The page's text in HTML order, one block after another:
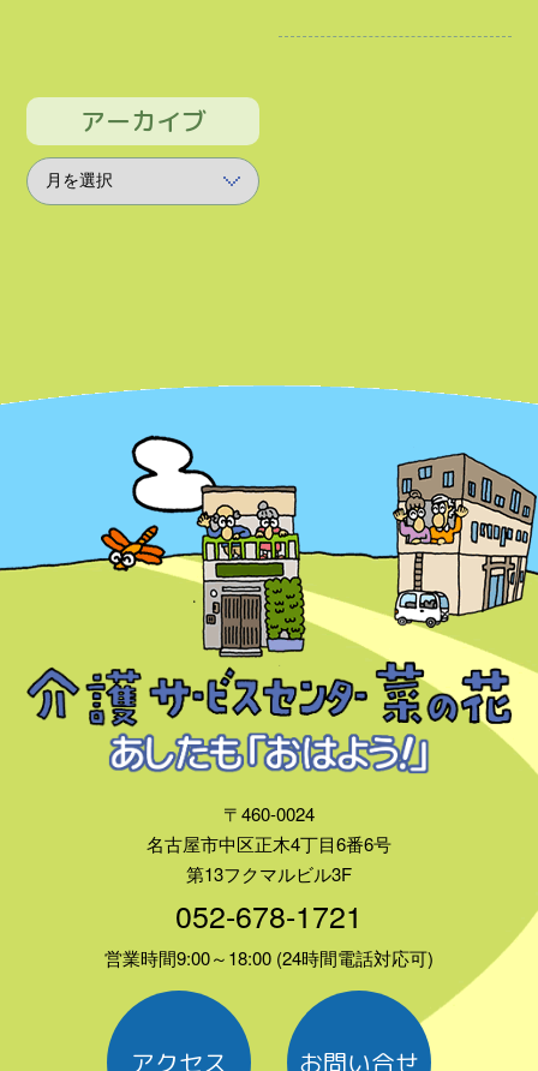
アーカイブ
〒460-0024
名古屋市中区正木4丁目6番6号
第13フクマルビル3F
052-678-1721
営業時間9:00～18:00 (24時間電話対応可)
アクセス お問い合せ